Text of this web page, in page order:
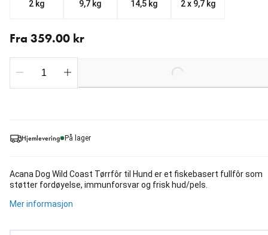
Hjemlevering På lager
Acana Dog Wild Coast Tørrfôr til Hund er et fiskebasert fullfôr som
støtter fordøyelse, immunforsvar og frisk hud/pels.
Mer informasjon
2 kg
9,7 kg 14,5 kg 2 x 9,7 kg
Fra 359.00 kr
Loading...